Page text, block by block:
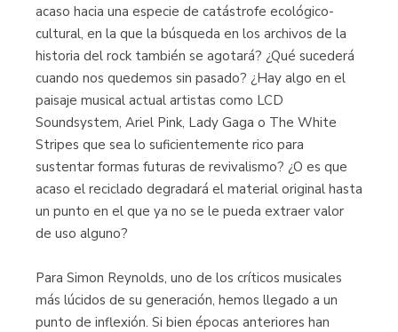
acaso hacia una especie de catástrofe ecológico-
cultural, en la que la búsqueda en los archivos de la
historia del rock también se agotará? ¿Qué sucederá
cuando nos quedemos sin pasado? ¿Hay algo en el
paisaje musical actual artistas como LCD
Soundsystem, Ariel Pink, Lady Gaga o The White
Stripes que sea lo suficientemente rico para
sustentar formas futuras de revivalismo? ¿O es que
acaso el reciclado degradará el material original hasta
un punto en el que ya no se le pueda extraer valor
de uso alguno?
Para Simon Reynolds, uno de los críticos musicales
más lúcidos de su generación, hemos llegado a un
punto de inflexión. Si bien épocas anteriores han